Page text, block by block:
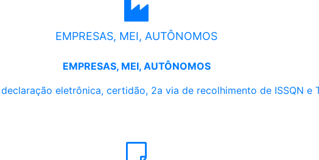
EMPRESAS, MEI, AUTÔNOMOS
EMPRESAS, MEI, AUTÔNOMOS
eletrônica, certidão, 2a via de recolhimento de ISSQN e